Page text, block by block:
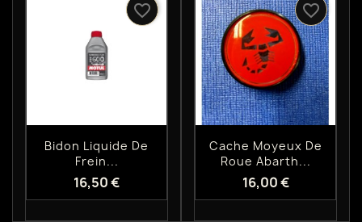
Aperçu rapide
Bidon Liquide De
Frein...
16,50 €
favorite_border
Aperçu rapide
Cache Moyeux De
Roue Abarth...
16,00 €
favorite_border